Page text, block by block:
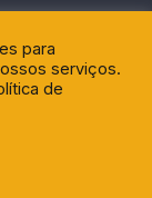
para
serviços.
de